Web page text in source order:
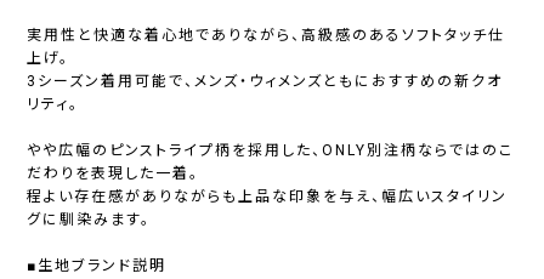
実用性と快適な着心地でありながら、高級感のあるソフトタッチ仕
上げ。
3シーズン着用可能で、メンズ・ウィメンズともにおすすめの新クオ
リティ。
やや広幅のピンストライプ柄を採用した、ONLY別注柄ならではのこ
だわりを表現した一着。
程よい存在感がありながらも上品な印象を与え、幅広いスタイリン
グに馴染みます。
■生地ブランド説明